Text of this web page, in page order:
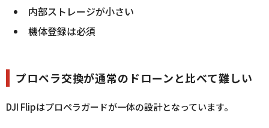
内部ストレージが小さい
機体登録は必須
プロペラ交換が通常のドローンと比べて難しい
DJI Flipはプロペラガードが一体の設計となっています。